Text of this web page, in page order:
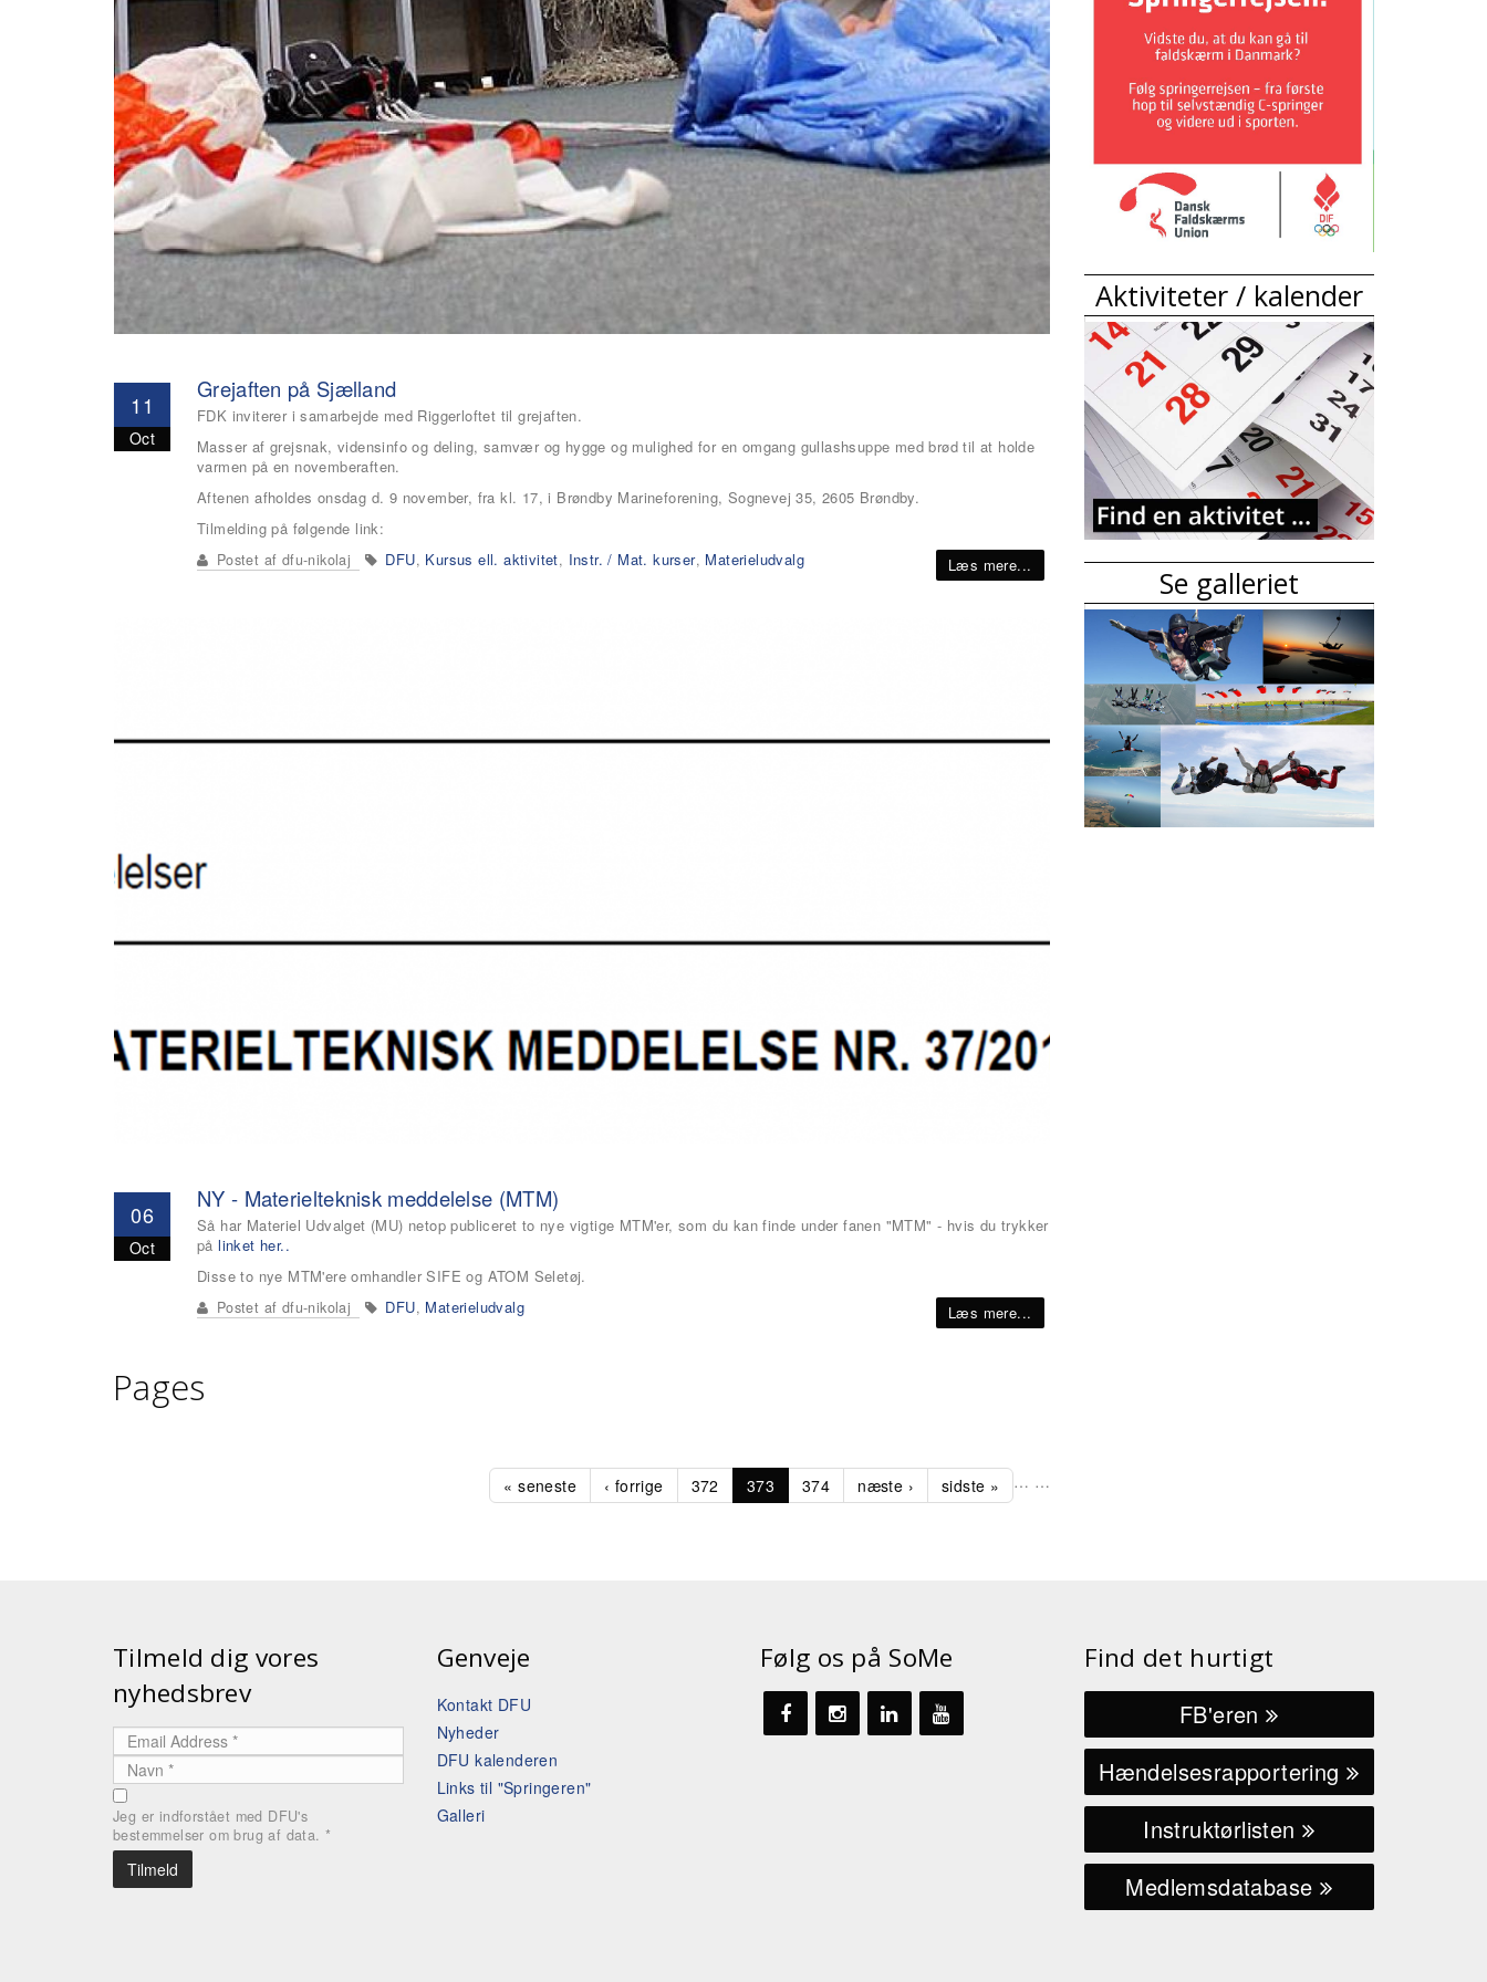
11
Oct
Grejaften på Sjælland
FDK inviterer i samarbejde med Riggerloftet til grejaften.
Masser af grejsnak, vidensinfo og deling, samvær og hygge og mulighed for en omgang gullashsuppe med brød til at holde
varmen på en novemberaften.
Aftenen afholdes onsdag d. 9 november, fra kl. 17, i Brøndby Marineforening, Sognevej 35, 2605 Brøndby.
Tilmelding på følgende link:
Postet af dfu-nikolaj DFU, Kursus ell. aktivitet, Instr. / Mat. kurser, Materieludvalg Læs mere...
06
Oct
NY - Materielteknisk meddelelse (MTM)
Så har Materiel Udvalget (MU) netop publiceret to nye vigtige MTM'er, som du kan finde under fanen "MTM" - hvis du trykker
pålinket her..
Disse to nye MTM'ere omhandler SIFE og ATOM Seletøj.
Postet af dfu-nikolaj DFU, Materieludvalg Læs mere...
Pages
« seneste ‹ forrige …
372 373 374 …
næste › sidste »
Aktiviteter / kalender
Se galleriet
Tilmeld dig vores
nyhedsbrev
Jeg er indforstået med DFU's
bestemmelser om brug af data. *
Genveje
Kontakt DFU
Nyheder
DFU kalenderen
Links til "Springeren"
Galleri
Følg os på SoMe Find det hurtigt
FB'eren
Hændelsesrapportering
Instruktørlisten
Medlemsdatabase